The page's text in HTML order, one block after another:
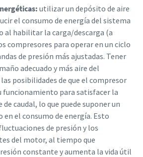
utilizar un depósito de aire
el consumo de energía del sistema
al habilitar la carga/descarga (a
compresores para operar en un ciclo
de presión más ajustadas. Tener
adecuado y más aire del
posibilidades de que el compresor
funcionamiento para satisfacer la
caudal, lo que puede suponer un
el consumo de energía. Esto
de presión y los
del motor, al tiempo que
constante y aumenta la vida útil